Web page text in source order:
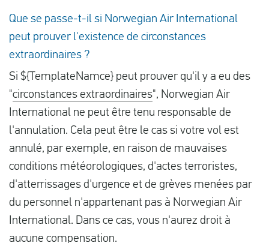
Que se passe-t-il si Norwegian Air International
peut prouver l'existence de circonstances
extraordinaires ?
Si ${TemplateNamce} peut prouver qu'il y a eu des
"circonstances extraordinaires", Norwegian Air
International ne peut être tenu responsable de
l'annulation. Cela peut être le cas si votre vol est
annulé, par exemple, en raison de mauvaises
conditions météorologiques, d'actes terroristes,
d'atterrissages d'urgence et de grèves menées par
du personnel n'appartenant pas à Norwegian Air
International. Dans ce cas, vous n'aurez droit à
aucune compensation.